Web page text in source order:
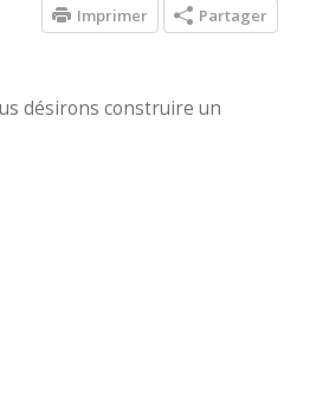
Partager
Imprimer
désirons construire un